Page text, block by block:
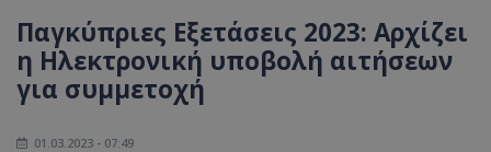
Παγκύπριες Εξετάσεις 2023: Αρχίζει
η Ηλεκτρονική υποβολή αιτήσεων
για συμμετοχή
01.03.2023 - 07:49